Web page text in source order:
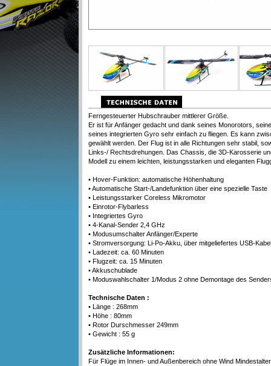
Ferngesteuerter Hubschrauber mittlerer Größe.
Er ist für Anfänger gedacht und dank seines Monorotors,
seines integrierten Gyro sehr einfach zu fliegen. Es kann
gewählt werden. Der Flug ist in alle Richtungen sehr stabil,
Links-/ Rechtsdrehungen. Das Chassis, die 3D-Karosserie
Modell zu einem leichten, leistungsstarken und eleganten
• Hover-Funktion: automatische Höhenhaltung
• Automatische Start-/Landefunktion über eine spezielle Taste
• Leistungsstarker Coreless Mikromotor
• Einrotor-Flybarless
• Integriertes Gyro
• 4-Kanal-Sender 2,4 GHz
• Modusumschalter Anfänger/Experte
• Stromversorgung: Li-Po-Akku, über mitgeliefertes USB-
• Ladezeit: ca. 60 Minuten
• Flugzeit: ca. 15 Minuten
• Akkuschublade
• Moduswahlschalter 1/Modus 2 ohne Demontage des
Technische Daten :
• Länge : 268mm
• Höhe : 80mm
• Rotor Durschmesser 249mm
• Gewicht : 55 g
Zusätzliche Informationen:
Für Flüge im Innen- und Außenbereich ohne Wind